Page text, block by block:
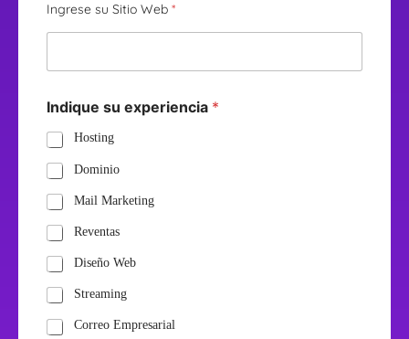
Ingrese su Sitio Web *
Indique su experiencia *
Hosting
Dominio
Mail Marketing
Reventas
Diseño Web
Streaming
Correo Empresarial